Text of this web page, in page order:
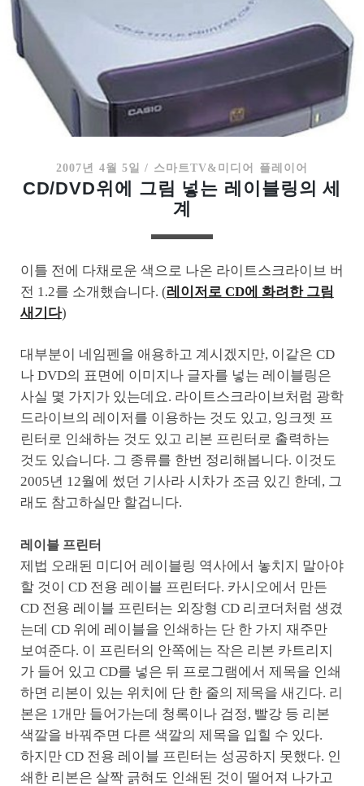
2007년 4월 5일 / 스마트TV&미디어 플레이어
CD/DVD위에 그림 넣는 레이블링의 세
계
이틀 전에 다채로운 색으로 나온 라이트스크라이브 버
전 1.2를 소개했습니다. (레이저로 CD에 화려한 그림
새기다)
대부분이 네임펜을 애용하고 계시겠지만, 이같은 CD
나 DVD의 표면에 이미지나 글자를 넣는 레이블링은
사실 몇 가지가 있는데요. 라이트스크라이브처럼 광학
드라이브의 레이저를 이용하는 것도 있고, 잉크젯 프
린터로 인쇄하는 것도 있고 리본 프린터로 출력하는
것도 있습니다. 그 종류를 한번 정리해봅니다. 이것도
2005년 12월에 썼던 기사라 시차가 조금 있긴 한데, 그
래도 참고하실만 할겁니다.
레이블 프린터
제법 오래된 미디어 레이블링 역사에서 놓치지 말아야
할 것이 CD 전용 레이블 프린터다. 카시오에서 만든
CD 전용 레이블 프린터는 외장형 CD 리코더처럼 생겼
는데 CD 위에 레이블을 인쇄하는 단 한 가지 재주만
보여준다. 이 프린터의 안쪽에는 작은 리본 카트리지
가 들어 있고 CD를 넣은 뒤 프로그램에서 제목을 인쇄
하면 리본이 있는 위치에 단 한 줄의 제목을 새긴다. 리
본은 1개만 들어가는데 청록이나 검정, 빨강 등 리본
색깔을 바꿔주면 다른 색깔의 제목을 입힐 수 있다.
하지만 CD 전용 레이블 프린터는 성공하지 못했다. 인
쇄한 리본은 살짝 긁혀도 인쇄된 것이 떨어져 나가고